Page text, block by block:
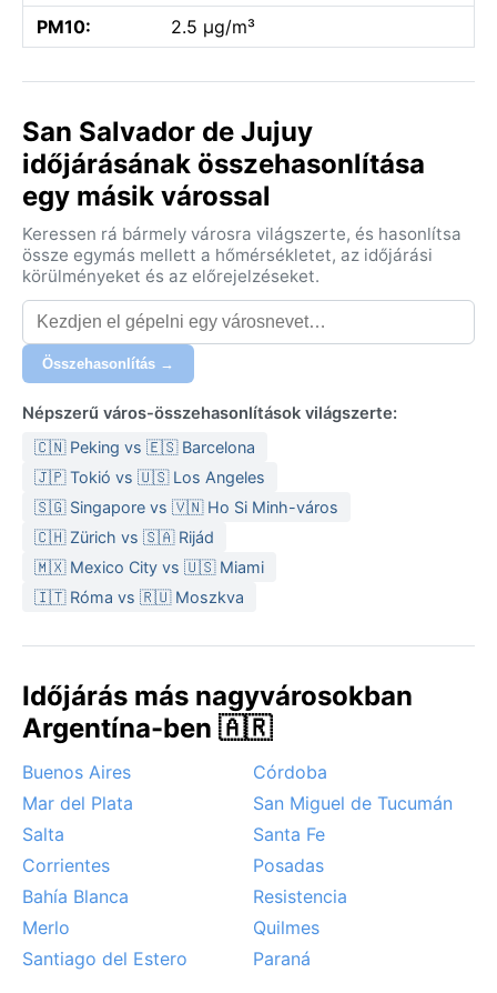
PM10:
2.5 µg/m³
San Salvador de Jujuy
időjárásának összehasonlítása
egy másik várossal
Keressen rá bármely városra világszerte, és hasonlítsa
össze egymás mellett a hőmérsékletet, az időjárási
körülményeket és az előrejelzéseket.
Összehasonlítás →
Népszerű város-összehasonlítások világszerte:
🇨🇳 Peking vs 🇪🇸 Barcelona
🇯🇵 Tokió vs 🇺🇸 Los Angeles
🇸🇬 Singapore vs 🇻🇳 Ho Si Minh-város
🇨🇭 Zürich vs 🇸🇦 Rijád
🇲🇽 Mexico City vs 🇺🇸 Miami
🇮🇹 Róma vs 🇷🇺 Moszkva
Időjárás más nagyvárosokban
Argentína-ben 🇦🇷
Buenos Aires
Córdoba
Mar del Plata
San Miguel de Tucumán
Salta
Santa Fe
Corrientes
Posadas
Bahía Blanca
Resistencia
Merlo
Quilmes
Santiago del Estero
Paraná